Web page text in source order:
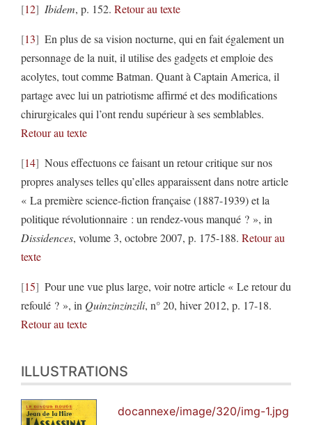
12 Ibidem, p. 152. Retour au texte
13
En plus de sa vision nocturne, qui en fait également un
personnage de la nuit, il utilise des gadgets et emploie des
acolytes, tout comme Batman. Quant à Captain America, il
partage avec lui un patriotisme affirmé et des modifications
chirurgicales qui l’ont rendu supérieur à ses semblables.
Retour au texte
14
Nous effectuons ce faisant un retour critique sur nos
propres analyses telles qu’elles apparaissent dans notre article
« La première science-fiction française (1887-1939) et la
politique révolutionnaire : un rendez-vous manqué ? », in
Dissidences, volume 3, octobre 2007, p. 175-188. Retour au
texte
15
Pour une vue plus large, voir notre article « Le retour du
refoulé ? », in Quinzinzinzili, n° 20, hiver 2012, p. 17-18.
Retour au texte
ILLUSTRATIONS
docannexe/image/320/img-1.jpg